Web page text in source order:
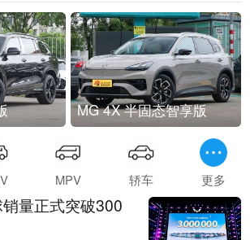
MG 4X 半固态智享版
MPV 轿车 更多
量正式突破300